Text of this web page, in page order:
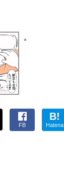
FB
B!
Hatena